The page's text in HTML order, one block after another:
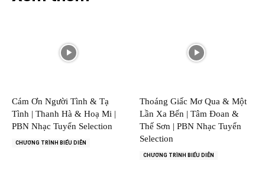
Cám Ơn Người Tình & Tạ
Tình | Thanh Hà & Hoạ Mi |
PBN Nhạc Tuyển Selection
CHƯƠNG TRÌNH BIỂU DIỄN
Thoáng Giấc Mơ Qua & Một
Lần Xa Bến | Tâm Đoan &
Thế Sơn | PBN Nhạc Tuyển
Selection
CHƯƠNG TRÌNH BIỂU DIỄN